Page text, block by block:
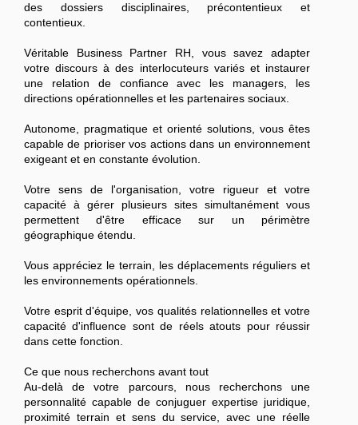
des dossiers disciplinaires, précontentieux et
contentieux.
Véritable Business Partner RH, vous savez adapter
votre discours à des interlocuteurs variés et instaurer
une relation de confiance avec les managers, les
directions opérationnelles et les partenaires sociaux.
Autonome, pragmatique et orienté solutions, vous êtes
capable de prioriser vos actions dans un environnement
exigeant et en constante évolution.
Votre sens de l'organisation, votre rigueur et votre
capacité à gérer plusieurs sites simultanément vous
permettent d'être efficace sur un périmètre
géographique étendu.
Vous appréciez le terrain, les déplacements réguliers et
les environnements opérationnels.
Votre esprit d'équipe, vos qualités relationnelles et votre
capacité d'influence sont de réels atouts pour réussir
dans cette fonction.
Ce que nous recherchons avant tout
Au-delà de votre parcours, nous recherchons une
personnalité capable de conjuguer expertise juridique,
proximité terrain et sens du service, avec une réelle